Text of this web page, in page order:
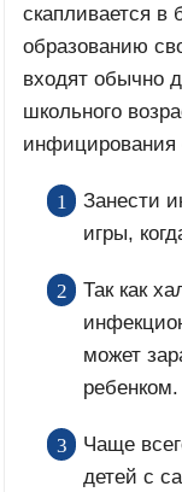
скапливается в
образованию
входят обычно
школьного
инфицирования
Занести
игры,
Так как
может
ребенком.
Чаще
детей с